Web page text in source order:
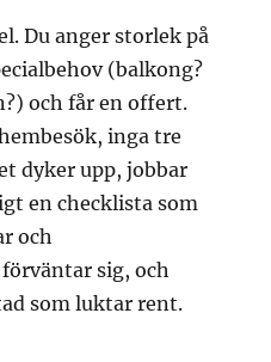
Du anger storlek på
(balkong?
och får en offert.
inga tre
dyker upp, jobbar
en checklista som
och
sig, och
som luktar rent.